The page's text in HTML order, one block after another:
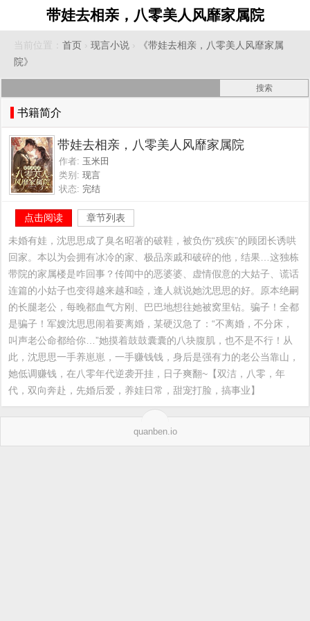
带娃去相亲，八零美人风靡家属院
当前位置： 首页 › 现言小说 ›
《带娃去相亲，八零美人风靡家属
院》
书籍简介
带娃去相亲，八零美人风靡家属院
作者: 玉米田
类别: 现言
状态: 完结
点击阅读 章节列表
未婚有娃，沈思思成了臭名昭著的破鞋，被负伤“残疾”的顾团长诱哄
回家。本以为会拥有冰冷的家、极品亲戚和破碎的他，结果…这独栋
带院的家属楼是咋回事？传闻中的恶婆婆、虚情假意的大姑子、谎话
连篇的小姑子也变得越来越和睦，逢人就说她沈思思的好。原本绝嗣
的长腿老公，每晚都血气方刚、巴巴地想往她被窝里钻。骗子！全都
是骗子！军嫂沈思思闹着要离婚，某硬汉急了：“不离婚，不分床，
叫声老公命都给你…”她摸着鼓鼓囊囊的八块腹肌，也不是不行！从
此，沈思思一手养崽崽，一手赚钱钱，身后是强有力的老公当靠山，
她低调赚钱，在八零年代逆袭开挂，日子爽翻~【双洁，八零，年
代，双向奔赴，先婚后爱，养娃日常，甜宠打脸，搞事业】
quanben.io